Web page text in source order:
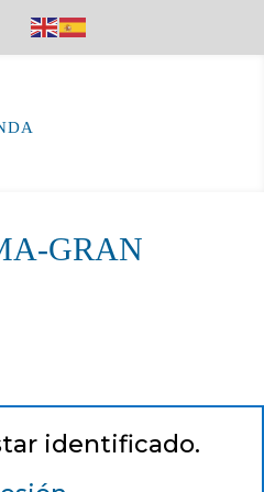
GRAN
identificado.